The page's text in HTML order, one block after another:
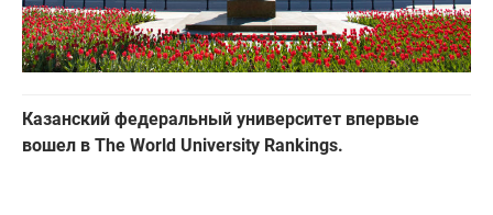
Казанский федеральный университет впервые
вошел в The World University Rankings.